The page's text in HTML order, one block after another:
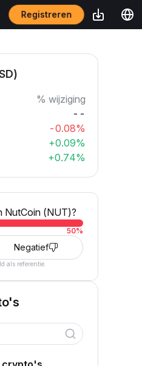
Registreren
% wijziging
--
-0.08%
+0.09%
+0.74%
NutCoin (NUT)?
50%
Negatief
als referentie.